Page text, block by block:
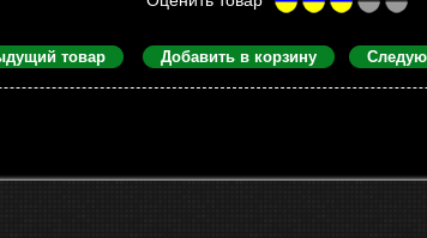
товар Добавить в корзину